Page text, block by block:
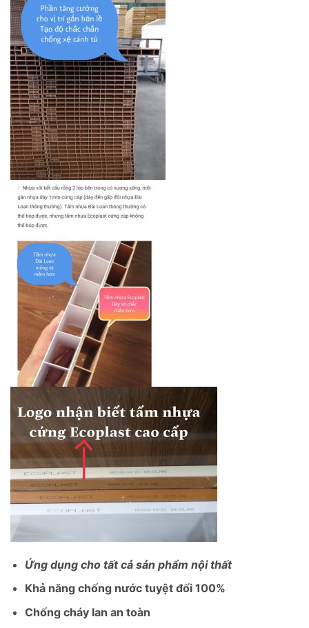
Ứng dụng cho tất cả sản phẩm nội thất
Khả năng chống nước tuyệt đối 100%
Chống cháy lan an toàn